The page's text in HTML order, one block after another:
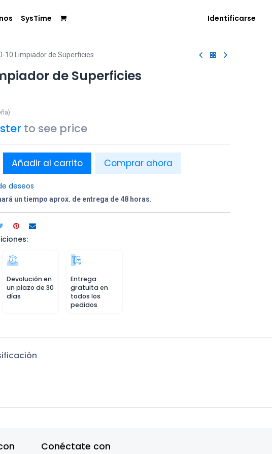
SysTime Identificarse
10 Limpiador de Superficies
de Superficies
to see price
Añadir al carrito Comprar ahora
deseos
un tiempo aprox. de entrega de 48 horas.
Devolución en
un plazo de 30
días
Entrega
gratuita en
todos los
pedidos
Conéctate con